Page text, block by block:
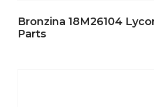
Bronzina 18M26104
Parts